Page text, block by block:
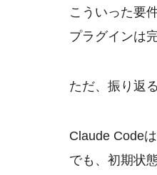
こういった要件
プラグインは
ただ、振り返
Claude Code
でも、初期状